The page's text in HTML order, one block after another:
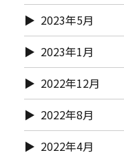
2023年5月
2023年1月
2022年12月
2022年8月
2022年4月